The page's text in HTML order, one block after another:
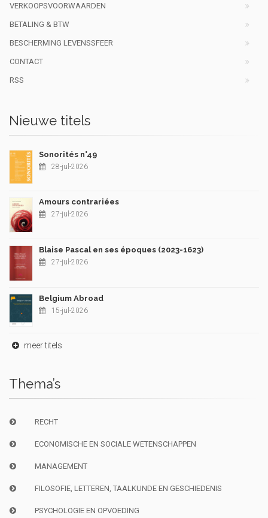
VERKOOPSVOORWAARDEN
BETALING & BTW
BESCHERMING LEVENSSFEER
CONTACT
RSS
Nieuwe titels
Sonorités n°49
28-jul-2026
Amours contrariées
27-jul-2026
Blaise Pascal en ses époques (2023-1623)
27-jul-2026
Belgium Abroad
15-jul-2026
meer titels
Thema’s
RECHT
ECONOMISCHE EN SOCIALE WETENSCHAPPEN
MANAGEMENT
FILOSOFIE, LETTEREN, TAALKUNDE EN GESCHIEDENIS
PSYCHOLOGIE EN OPVOEDING